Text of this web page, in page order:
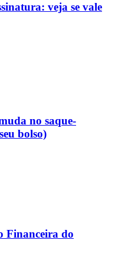
veja se vale
no saque-
bolso)
Financeira do